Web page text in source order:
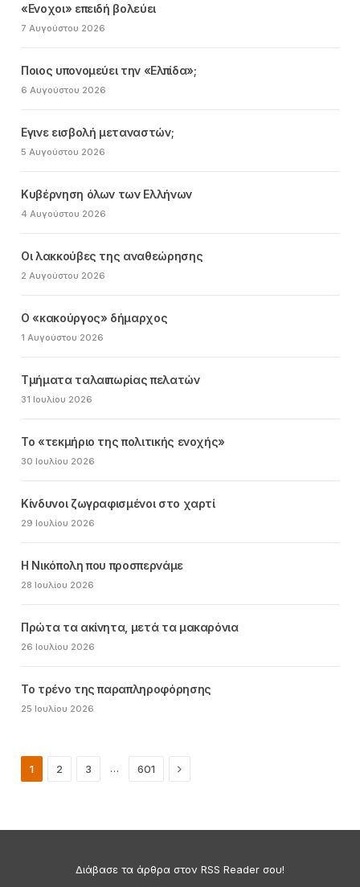
«Ενοχοι» επειδή βολεύει
7 Αυγούστου 2026
Ποιος υπονομεύει την «Ελπίδα»;
6 Αυγούστου 2026
Εγινε εισβολή μεταναστών;
5 Αυγούστου 2026
Κυβέρνηση όλων των Ελλήνων
4 Αυγούστου 2026
Οι λακκούβες της αναθεώρησης
2 Αυγούστου 2026
Ο «κακούργος» δήμαρχος
1 Αυγούστου 2026
Τμήματα ταλαιπωρίας πελατών
31 Ιουλίου 2026
Το «τεκμήριο της πολιτικής ενοχής»
30 Ιουλίου 2026
Κίνδυνοι ζωγραφισμένοι στο χαρτί
29 Ιουλίου 2026
Η Νικόπολη που προσπερνάμε
28 Ιουλίου 2026
Πρώτα τα ακίνητα, μετά τα μακαρόνια
26 Ιουλίου 2026
Το τρένο της παραπληροφόρησης
25 Ιουλίου 2026
1 2 3 … 601 Next
Διάβασε τα άρθρα στον RSS Reader σου!